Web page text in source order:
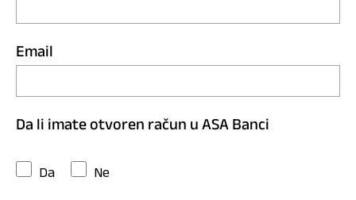
Email
Da li imate otvoren račun u ASA Banci
Da Ne